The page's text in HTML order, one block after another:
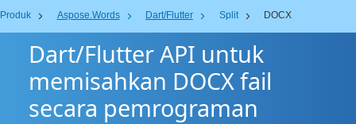
Produk Aspose.Words Dart/Flutter Split DOCX
Dart/Flutter API untuk
memisahkan DOCX fail
secara pemrograman